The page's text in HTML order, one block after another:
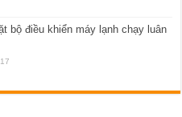
bộ điều khiển máy lạnh chạy luân